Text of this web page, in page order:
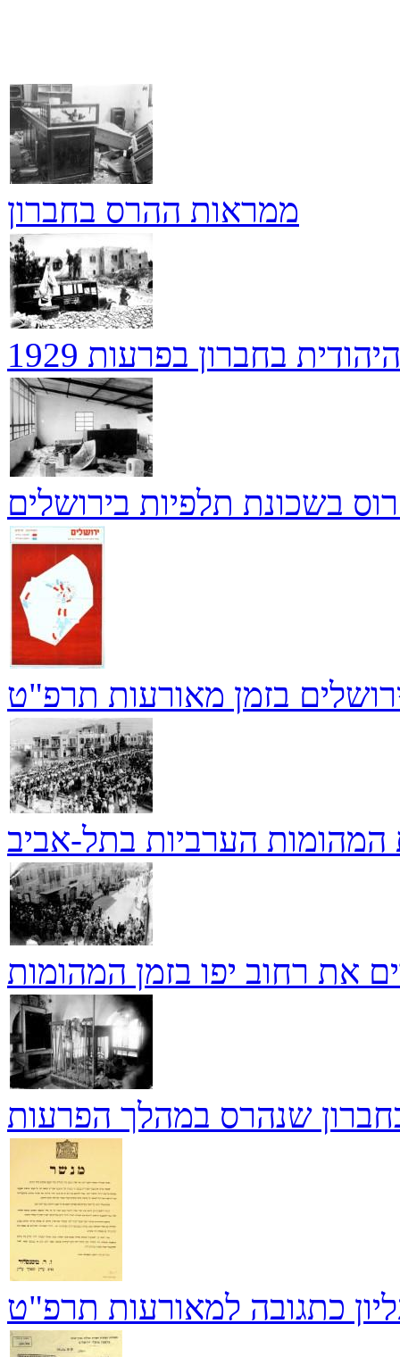
ממראות ההרס בחברון
בחברון בפרעות 1929
בשכונת תלפיות בירושלים
בזמן מאורעות תרפ"ט
המהומות הערביות בתל-אביב
את רחוב יפו בזמן המהומות
שנהרס במהלך הפרעות
כתגובה למאורעות תרפ"ט